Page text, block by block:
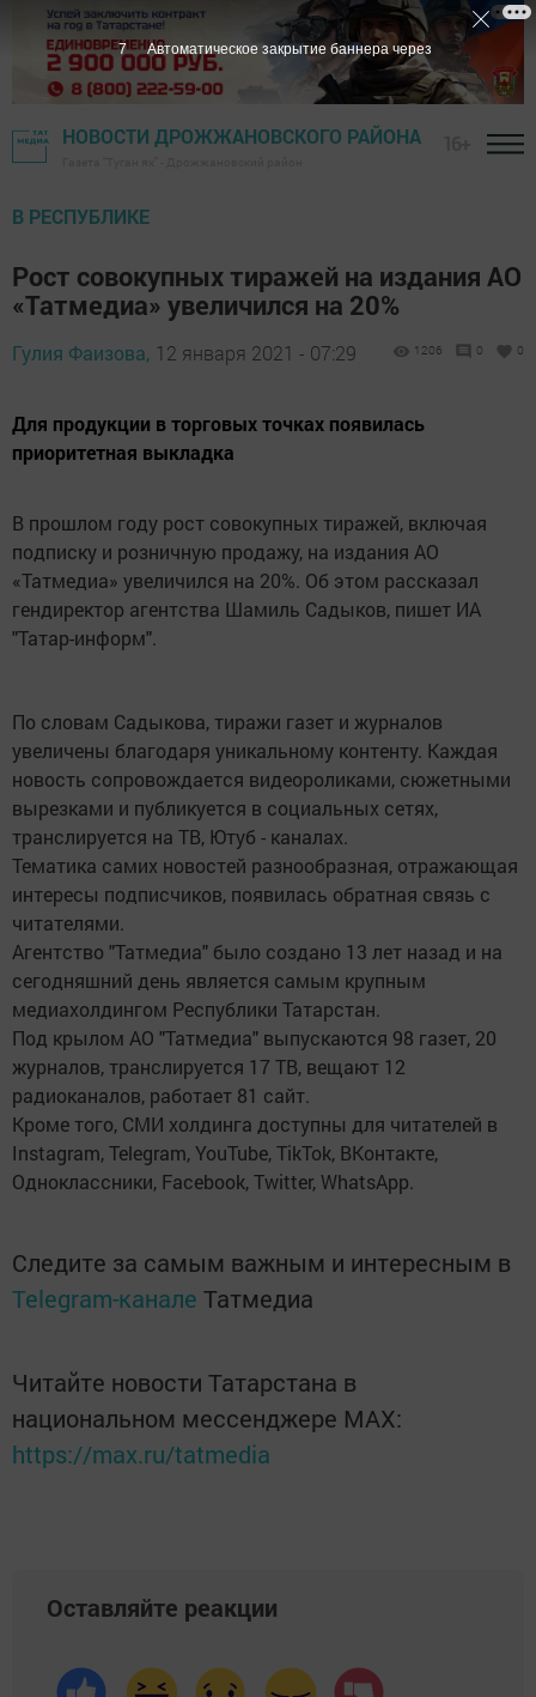
НОВОСТИ ДРОЖЖАНОВСКОГО РАЙОНА
В РЕСПУБЛИКЕ
Рост совокупных тиражей на издания АО
«Татмедиа» увеличился на 20%​
Гулия Фаизова, 12 января 2021 - 07:29 1206 0 0
Для продукции в торговых точках появилась
приоритетная выкладка
В прошлом году рост совокупных тиражей, включая
подписку и розничную продажу, на издания АО
«Татмедиа» увеличился на 20%. Об этом рассказал
гендиректор агентства Шамиль Садыков, пишет ИА
"Татар-информ".
По словам Садыкова, тиражи газет и журналов
увеличены благодаря уникальному контенту. Каждая
новость сопровождается видеороликами, сюжетными
вырезками и публикуется в социальных сетях,
транслируется на ТВ, Ютуб - каналах.
Тематика самих новостей разнообразная, отражающая
интересы подписчиков, появилась обратная связь с
читателями.
Агентство "Татмедиа" было создано 13 лет назад и на
сегодняшний день является самым крупным
медиахолдингом Республики Татарстан.
Под крылом АО "Татмедиа" выпускаются 98 газет, 20
журналов, транслируется 17 ТВ, вещают 12
радиоканалов, работает 81 сайт.
Кроме того, СМИ холдинга доступны для читателей в​
Instagram, Telegram, YouTube, TikTok, ВКонтакте,
Одноклассники, Facebook, Twitter, WhatsАpp.
Следите за самым важным и интересным в
Telegram-канале Татмедиа
Читайте новости Татарстана в
национальном мессенджере MАХ:
https://max.ru/tatmedia
Оставляйте реакции
6 Автоматическое закрытие баннера через